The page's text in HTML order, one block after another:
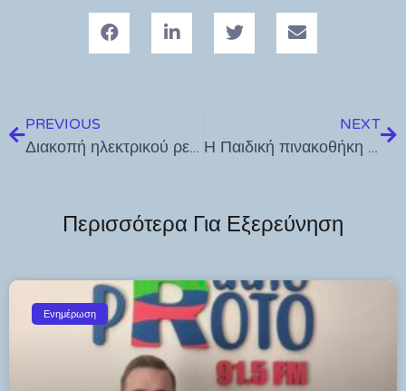
PREVIOUS
Διακοπή ηλεκτρικού ρεύματος την 21-03-2024
NEXT
Η Παιδική πινακοθήκη Ελλάδας ξανά στην Κω με το Imagine
Περισσότερα Για Εξερεύνηση
Ενημέρωση